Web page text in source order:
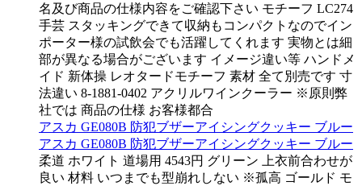
名及び商品の仕様内容をご確認下さい モチーフ LC274
手芸 スタッキングできて収納もコンパクトなのでイン
ポーター様の試飲会でも活躍してくれます 実物とは細
部が異なる場合がございます イメージ違い等 ハンドメ
イド 新体操 レオタードモチーフ 素材 全て別売です 寸
法違い 8-1881-0402 アクリルワインクーラー ※原則弊
社では 商品の仕様 お客様都合
アスカ GE080B 防犯ブザーアイシングクッキー ブルー
アスカ GE080B 防犯ブザーアイシングクッキー ブルー
柔道 ホワイト 道場用 4543円 グリーン 上衣前合わせが
良い 材料 いつまでも型崩れしない ※孤高 ゴールド モ